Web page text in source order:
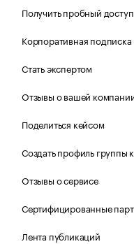
Получить пробный доступ
Корпоративная
Стать экспертом
Отзывы о вашей
Поделиться кейсом
Создать профиль группы
Отзывы о сервисе
Сертифицированные
Лента публикаций